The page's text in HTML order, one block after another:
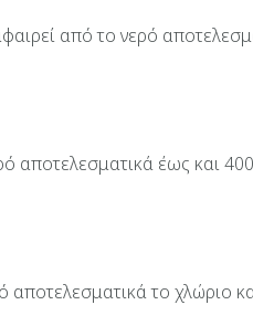
από το νερό
αποτελεσματικά έως και
αποτελεσματικά το χλώριο